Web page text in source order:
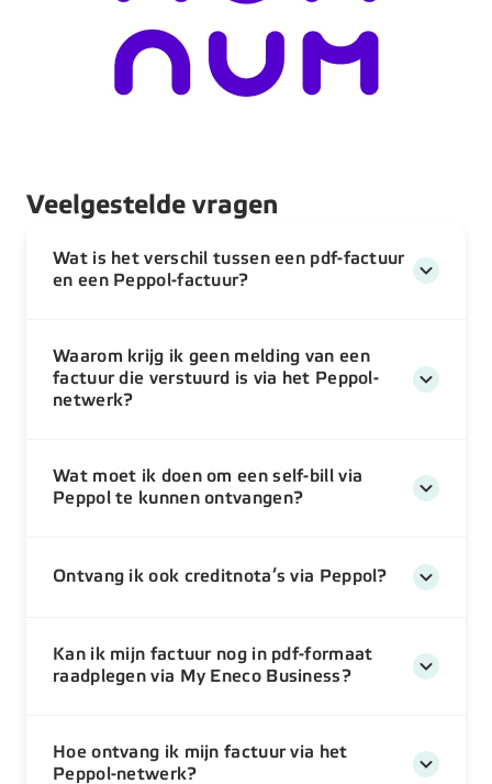
Veelgestelde vragen
Wat is het verschil tussen een pdf-factuur
en een Peppol-factuur?
Waarom krijg ik geen melding van een
factuur die verstuurd is via het Peppol-
netwerk?
Wat moet ik doen om een self-bill via
Peppol te kunnen ontvangen?
Ontvang ik ook creditnota’s via Peppol?
Kan ik mijn factuur nog in pdf-formaat
raadplegen via My Eneco Business?
Hoe ontvang ik mijn factuur via het
Peppol-netwerk?